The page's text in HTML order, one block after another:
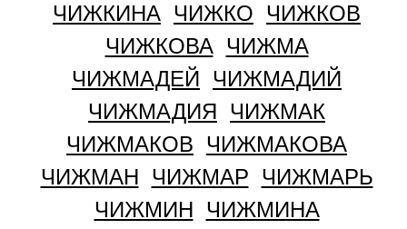
ЧИЖКИНА ЧИЖКО ЧИЖКОВ
ЧИЖКОВА ЧИЖМА
ЧИЖМАДЕЙ ЧИЖМАДИЙ
ЧИЖМАДИЯ ЧИЖМАК
ЧИЖМАКОВ ЧИЖМАКОВА
ЧИЖМАН ЧИЖМАР ЧИЖМАРЬ
ЧИЖМИН ЧИЖМИНА